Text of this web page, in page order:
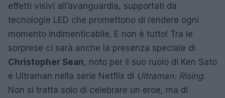
effetti visivi all’avanguardia, supportati da
tecnologie LED che promettono di rendere ogni
momento indimenticabile. E non è tutto! Tra le
sorprese ci sarà anche la presenza speciale di
Christopher Sean, noto per il suo ruolo di Ken Sato
e Ultraman nella serie Netflix di Ultraman: Rising.
Non si tratta solo di celebrare un eroe, ma di